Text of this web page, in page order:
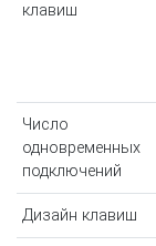
клавиш
Число
одновременных
подключений
Дизайн клавиш